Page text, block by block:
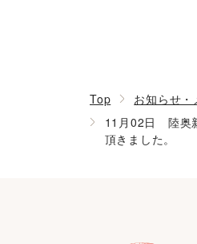
Top
お知らせ
11月02日 陸奥
頂きました。